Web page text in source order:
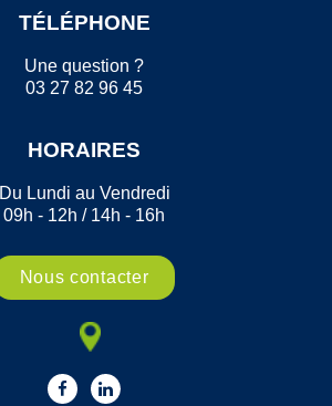
TÉLÉPHONE
Une question ?
03 27 82 96 45
HORAIRES
Du Lundi au Vendredi
09h - 12h / 14h - 16h
Nous contacter